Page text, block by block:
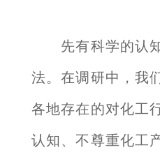
先有科学的认知
法。在调研中，我
各地存在的对化工
认知、不尊重化工